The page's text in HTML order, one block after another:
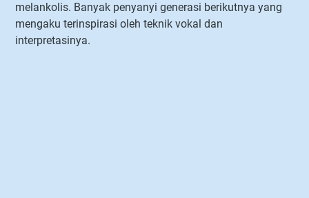
melankolis. Banyak penyanyi generasi berikutnya yang
mengaku terinspirasi oleh teknik vokal dan
interpretasinya.